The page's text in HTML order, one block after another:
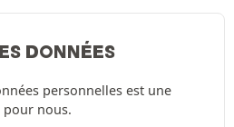
DONNÉES
personnelles est une
nous.